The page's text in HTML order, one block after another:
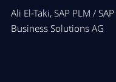
Ali El-Taki, SAP PLM /
Business Solutions AG